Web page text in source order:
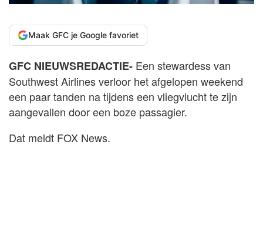
Maak GFC je Google favoriet
GFC NIEUWSREDACTIE- Een stewardess van
Southwest Airlines verloor het afgelopen weekend
een paar tanden na tijdens een vliegvlucht te zijn
aangevallen door een boze passagier.
Dat meldt FOX News.